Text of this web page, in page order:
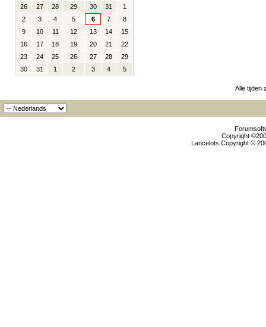
26
27 28 29 30 31
1
2
3 4 5 6 7
8
9
10 11 12 13 14
15
16
17 18 19 20 21
22
23
24 25 26 27 28
29
30
31 1 2 3 4 5
Alle tijden
Copyright
Lancelots Copyright ©